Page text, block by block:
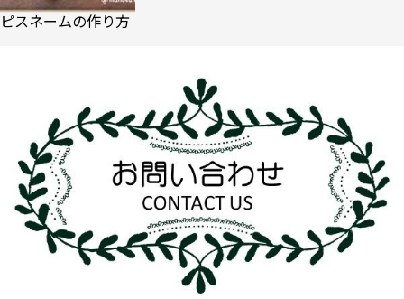
ピスネームの作り方